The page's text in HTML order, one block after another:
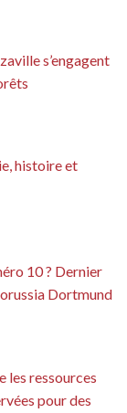
s’engagent
histoire et
10 ? Dernier
Dortmund
les ressources
pour des